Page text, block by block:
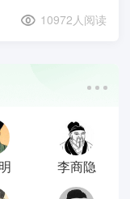
10972人阅读
李商隐